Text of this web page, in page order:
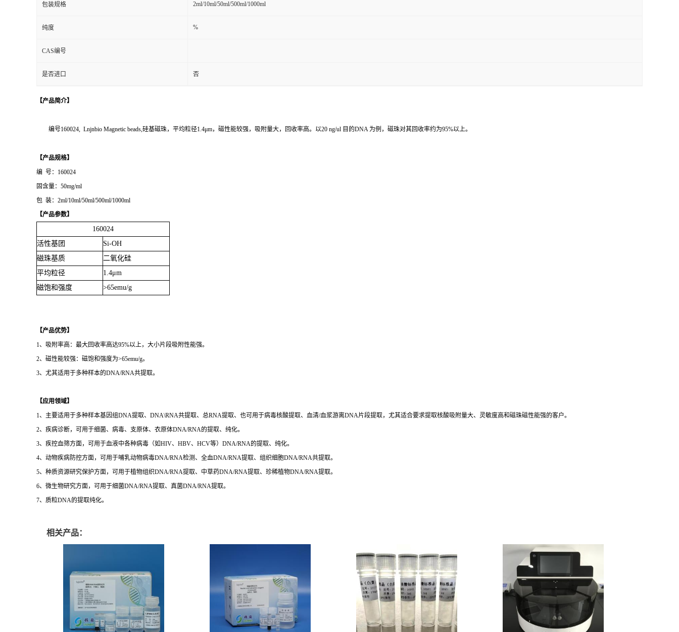
包装规格 2ml/10ml/50ml/500ml/1000ml
纯度 %
CAS编号
是否进口 否
【产品简介】
编号160024, Lnjnbio Magnetic beads,硅基磁珠，平均粒径1.4μm，磁性能较强，吸附量大，回收率高。以20 ng/ul 目的DNA 为例，磁珠对其回收率约为95%以上。
【产品规格】
编 号：160024
固含量：50mg/ml
包 装：2ml/10ml/50ml/500ml/1000ml
【产品参数】
160024
活性基团
Si-OH
磁珠基质
二氧化硅
平均粒径
1.4μm
磁饱和强度
>65emu/g
【产品优势】
1、吸附率高：最大回收率高达95%以上，大小片段吸附性能强。
2、磁性能较强：磁饱和强度为>65emu/g。
3、尤其适用于多种样本的DNA/RNA共提取。
【应用领域】
1、主要适用于多种样本基因组DNA提取、DNA\RNA共提取、总RNA提取、也可用于病毒核酸提取、血清/血浆游离DNA片段提取，尤其适合要求提取核酸吸附量大、灵敏度高和磁珠磁性能强的客户。
2、疾病诊断，可用于细菌、病毒、支原体、衣原体DNA/RNA的提取、纯化。
3、疾控血筛方面，可用于血液中各种病毒（如HIV、HBV、HCV等）DNA/RNA的提取、纯化。
4、动物疾病防控方面，可用于哺乳动物病毒DNA/RNA检测、全血DNA/RNA提取、组织细胞DNA/RNA共提取。
5、种质资源研究保护方面，可用于植物组织DNA/RNA提取、中草药DNA/RNA提取、珍稀植物DNA/RNA提取。
6、微生物研究方面，可用于细菌DNA/RNA提取、真菌DNA/RNA提取。
7、质粒DNA的提取纯化。
相关产品：